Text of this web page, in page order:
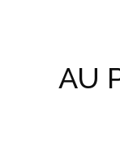
AU